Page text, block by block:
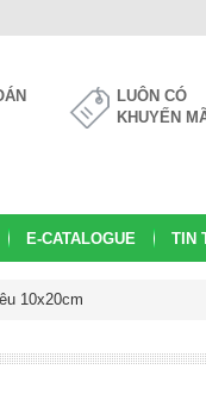
LUÔN CÓ
KHUYẾN
E-CATALOGUE TIN
10x20cm